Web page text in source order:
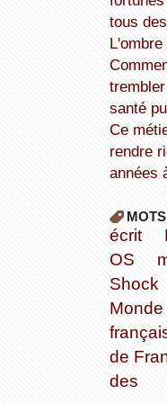
tous
L'ombre de la Brucellose :
santé
Ce métier peut vous
rendre
années
écrit
OS
Shock
Monde
de
des